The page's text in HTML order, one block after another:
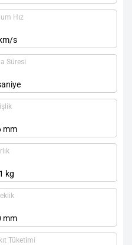
Hız
s
Süresi
mm
kg
mm
Tüketimi